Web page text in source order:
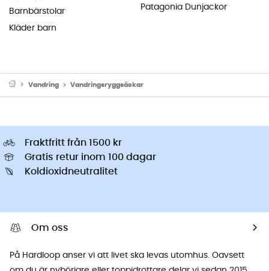
Barnbärstolar
Kläder barn
Patagonia Dunjackor
Vandring Vandringsryggsäckar
Fraktfritt från 1500 kr
Gratis retur inom 100 dagar
Koldioxidneutralitet
Om oss
På Hardloop anser vi att livet ska levas utomhus. Oavsett